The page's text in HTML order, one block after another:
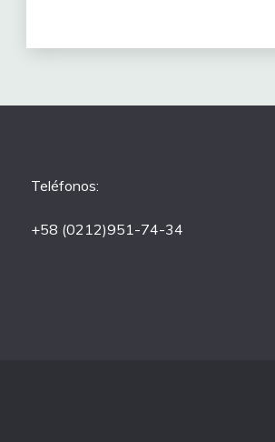
Teléfonos:
+58 (0212)951-74-34